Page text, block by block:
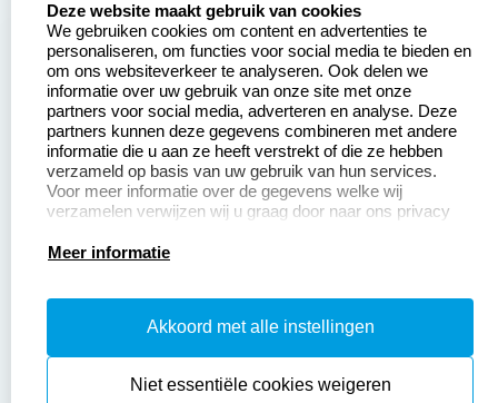
Aanvraag op maat
Betaling &
Verzending
Wederverkoper
worden
Contact opnemen
Veel gestelde vragen
Retourneren
Herroepingsrecht
Productinformatie:
Instructiepagina
Safety Sheets
Deze website maakt gebruik van cookies
We gebruiken cookies om content en advertenties te
personaliseren, om functies voor social media te bieden en
om ons websiteverkeer te analyseren. Ook delen we
informatie over uw gebruik van onze site met onze
partners voor social media, adverteren en analyse. Deze
partners kunnen deze gegevens combineren met andere
informatie die u aan ze heeft verstrekt of die ze hebben
verzameld op basis van uw gebruik van hun services.
Voor meer informatie over de gegevens welke wij
verzamelen verwijzen wij u graag door naar ons privacy
Meer informatie
Akkoord met alle instellingen
Niet essentiële cookies weigeren